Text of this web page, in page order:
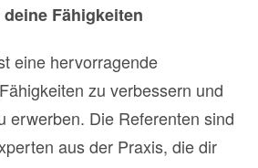
Fähigkeiten
eine hervorragende
zu verbessern und
erwerben. Die Referenten sind
aus der Praxis, die dir